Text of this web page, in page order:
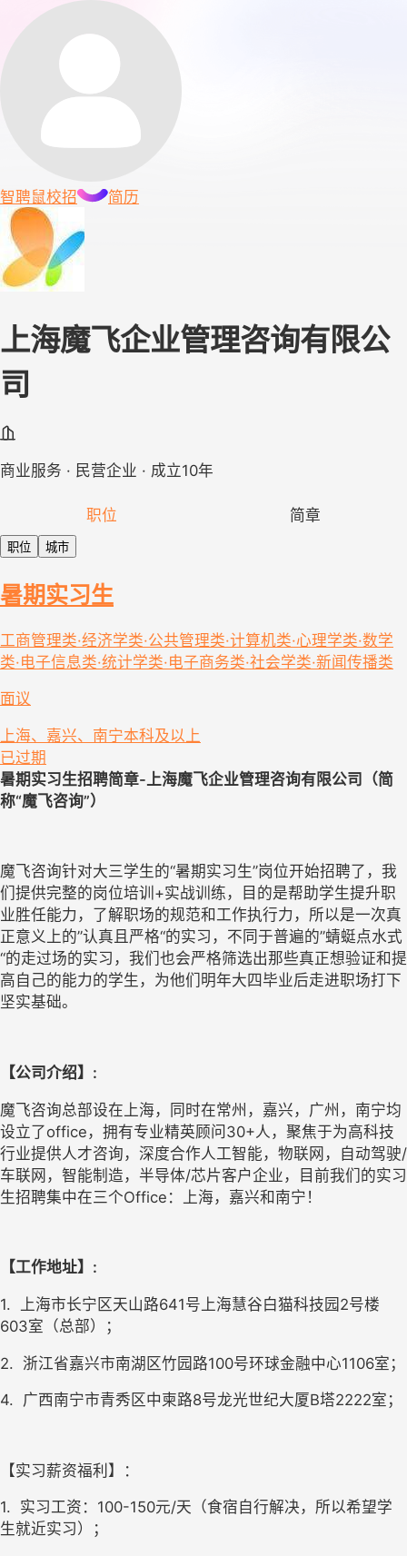
智聘鼠校招 简历
上海魔飞企业管理咨询有限公
司
商业服务 · 民营企业 · 成立10年
职位 简章
职位 城市
暑期实习生
工商管理类·经济学类·公共管理类·计算机类·心理学类·数学
类·电子信息类·统计学类·电子商务类·社会学类·新闻传播类
面议
上海、嘉兴、南宁本科及以上
已过期
暑期实习生招聘简章-上海魔飞企业管理咨询有限公司（简
称“魔飞咨询”）
魔飞咨询针对大三学生的“暑期实习生”岗位开始招聘了，我
们提供完整的岗位培训+实战训练，目的是帮助学生提升职
业胜任能力，了解职场的规范和工作执行力，所以是一次真
正意义上的”认真且严格“的实习，不同于普遍的”蜻蜓点水式
“的走过场的实习，我们也会严格筛选出那些真正想验证和提
高自己的能力的学生，为他们明年大四毕业后走进职场打下
坚实基础。
【公司介绍】:
魔飞咨询总部设在上海，同时在常州，嘉兴，广州，南宁均
设立了office，拥有专业精英顾问30+人，聚焦于为高科技
行业提供人才咨询，深度合作人工智能，物联网，自动驾驶/
车联网，智能制造，半导体/芯片客户企业，目前我们的实习
生招聘集中在三个Office：上海，嘉兴和南宁！
【工作地址】:
1.
上海市长宁区天山路641号上海慧谷白猫科技园2号楼
603室（总部）；
2. 浙江省嘉兴市南湖区竹园路100号环球金融中心1106室；
4. 广西南宁市青秀区中柬路8号龙光世纪大厦B塔2222室；
【实习薪资福利】：
1. 实习工资：100-150元/天（食宿自行解决，所以希望学
生就近实习）；